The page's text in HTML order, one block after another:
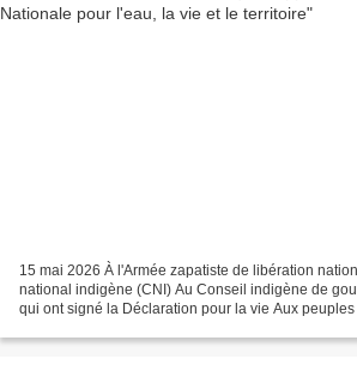
15 mai 2026 À l'Armée zapatiste de libération
national indigène (CNI) Au Conseil indigène de
qui ont signé la Déclaration pour la vie Aux peuples